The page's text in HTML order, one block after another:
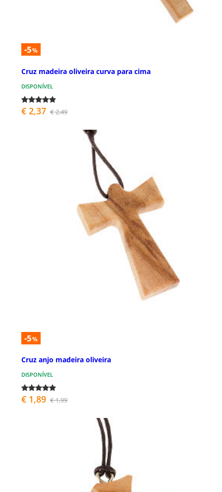
-5%
Cruz madeira oliveira curva para cima
DISPONÍVEL
€ 2,37 € 2,49
-5%
Cruz anjo madeira oliveira
DISPONÍVEL
€ 1,89 € 1,99